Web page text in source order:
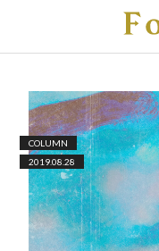
COLUMN
2019.08.28